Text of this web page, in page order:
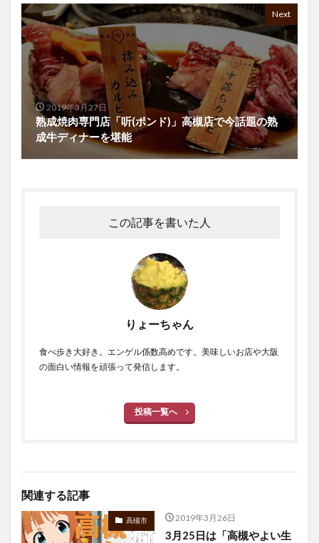
Next
2019年3月27日
熟成焼肉専門店「听(ポンド)」高槻店で今話題の熟
成牛ディナーを堪能
この記事を書いた人
りょーちゃん
食べ歩き大好き。エンゲル係数高めです。美味しいお店や大阪
の面白い情報を頑張って発信します。
投稿一覧へ
関連する記事
高槻市 2019年3月26日
3月25日は「高槻やよい生